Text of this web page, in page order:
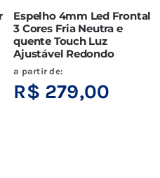
Espelho 4mm Led Frontal
3 Cores Fria Neutra e
quente Touch Luz
Ajustável Redondo
a partir de:
R$ 279,00